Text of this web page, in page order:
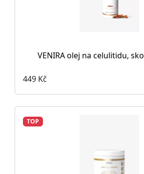
VENIRA olej na celulitidu,
449 Kč
TOP